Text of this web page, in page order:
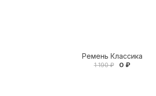
Ремень Классика
1 190 ₽ 0 ₽